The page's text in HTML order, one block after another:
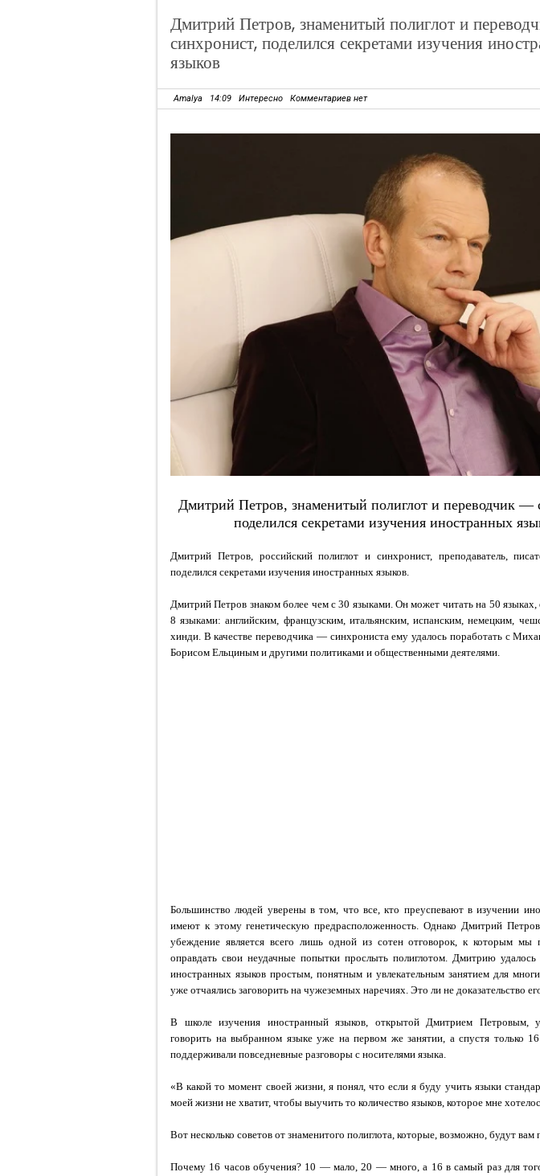
Дмитрий Петров, знаменитый полиглот и
синхронист, поделился секретами изучения
языков
Amalya 14:09 Интересно Комментариев нет
Дмитрий Петров, знаменитый полиглот и переводчик —
поделился секретами изучения иностранных
Дмитрий Петров, российский полиглот и синхронист, преподаватель,
поделился секретами изучения иностранных языков.
Дмитрий Петров знаком более чем с 30 языками. Он может читать на 50 языках,
8 языками: английским, французским, итальянским, испанским, немецким,
хинди. В качестве переводчика — синхрониста ему удалось поработать с
Борисом Ельциным и другими политиками и общественными деятелями.
Большинство людей уверены в том, что все, кто преуспевают в изучении
имеют к этому генетическую предрасположенность. Однако Дмитрий
убеждение является всего лишь одной из сотен отговорок, к которым мы
оправдать свои неудачные попытки прослыть полиглотом. Дмитрию удалось
иностранных языков простым, понятным и увлекательным занятием для
уже отчаялись заговорить на чужеземных наречиях. Это ли не доказательство
В школе изучения иностранный языков, открытой Дмитрием Петровым,
говорить на выбранном языке уже на первом же занятии, а спустя только
поддерживали повседневные разговоры с носителями языка.
«В какой то момент своей жизни, я понял, что если я буду учить языки
моей жизни не хватит, чтобы выучить то количество языков, которое мне
Вот несколько советов от знаменитого полиглота, которые, возможно, будут вам
Почему 16 часов обучения? 10 — мало, 20 — много, а 16 в самый раз для